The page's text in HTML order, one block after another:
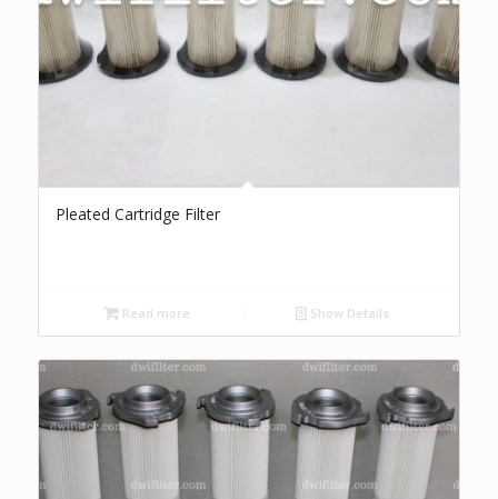
Pleated Cartridge Filter
Read more Show Details